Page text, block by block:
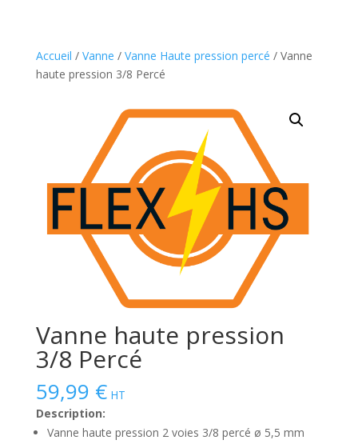
Accueil / Vanne / Vanne Haute pression percé / Vanne
haute pression 3/8 Percé
Vanne haute pression
3/8 Percé
59,99 € HT
Description:
Vanne haute pression 2 voies 3/8 percé ø 5,5 mm